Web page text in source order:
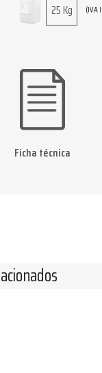
25 Kg (IVA
Ficha técnica